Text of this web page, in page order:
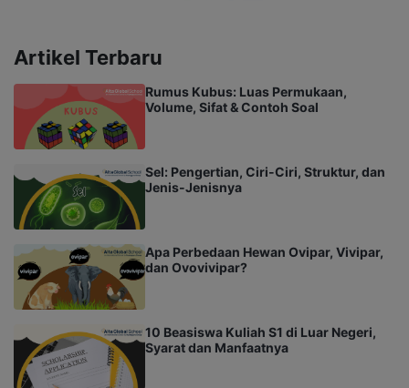
Artikel Terbaru
Rumus Kubus: Luas Permukaan,
Volume, Sifat & Contoh Soal
Sel: Pengertian, Ciri-Ciri, Struktur, dan
Jenis-Jenisnya
Apa Perbedaan Hewan Ovipar, Vivipar,
dan Ovovivipar?
10 Beasiswa Kuliah S1 di Luar Negeri,
Syarat dan Manfaatnya